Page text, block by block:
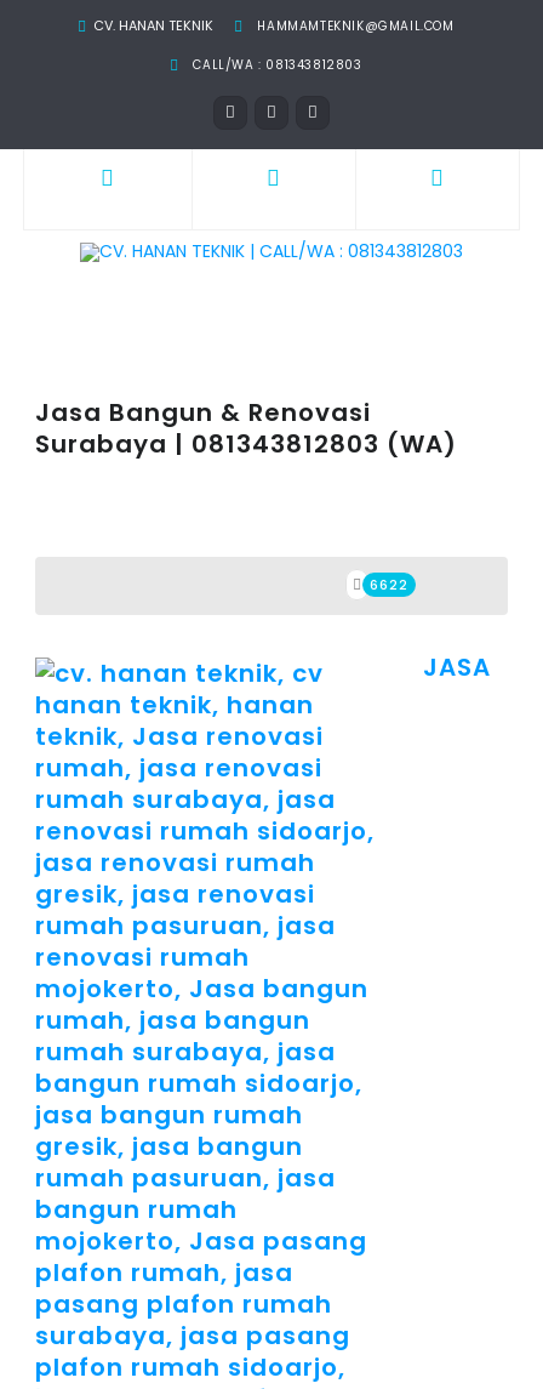
CV. HANAN TEKNIK HAMMAMTEKNIK@GMAIL.COM
CALL/WA : 081343812803
Jasa Bangun & Renovasi
Surabaya | 081343812803 (WA)
6622
JASA